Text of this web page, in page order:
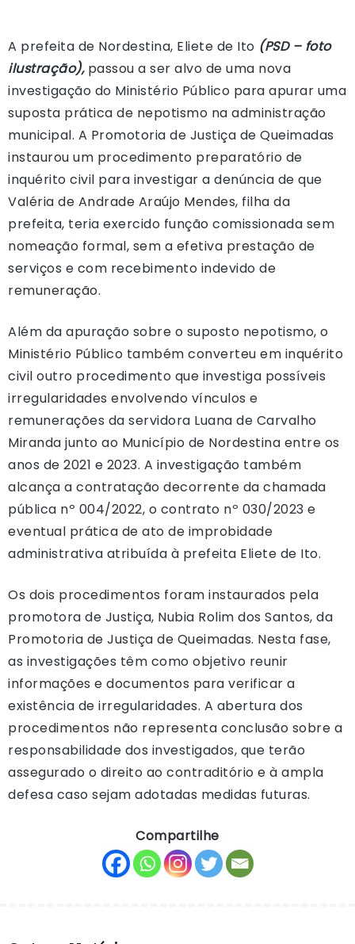
A prefeita de Nordestina, Eliete de Ito (PSD – foto
ilustração), passou a ser alvo de uma nova
investigação do Ministério Público para apurar uma
suposta prática de nepotismo na administração
municipal. A Promotoria de Justiça de Queimadas
instaurou um procedimento preparatório de
inquérito civil para investigar a denúncia de que
Valéria de Andrade Araújo Mendes, filha da
prefeita, teria exercido função comissionada sem
nomeação formal, sem a efetiva prestação de
serviços e com recebimento indevido de
remuneração.
Além da apuração sobre o suposto nepotismo, o
Ministério Público também converteu em inquérito
civil outro procedimento que investiga possíveis
irregularidades envolvendo vínculos e
remunerações da servidora Luana de Carvalho
Miranda junto ao Município de Nordestina entre os
anos de 2021 e 2023. A investigação também
alcança a contratação decorrente da chamada
pública nº 004/2022, o contrato nº 030/2023 e
eventual prática de ato de improbidade
administrativa atribuída à prefeita Eliete de Ito.
Os dois procedimentos foram instaurados pela
promotora de Justiça, Nubia Rolim dos Santos, da
Promotoria de Justiça de Queimadas. Nesta fase,
as investigações têm como objetivo reunir
informações e documentos para verificar a
existência de irregularidades. A abertura dos
procedimentos não representa conclusão sobre a
responsabilidade dos investigados, que terão
assegurado o direito ao contraditório e à ampla
defesa caso sejam adotadas medidas futuras.
Compartilhe